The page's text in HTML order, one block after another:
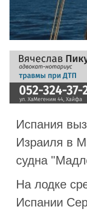
Испания
Израиля в
судна
На лодке
Испании